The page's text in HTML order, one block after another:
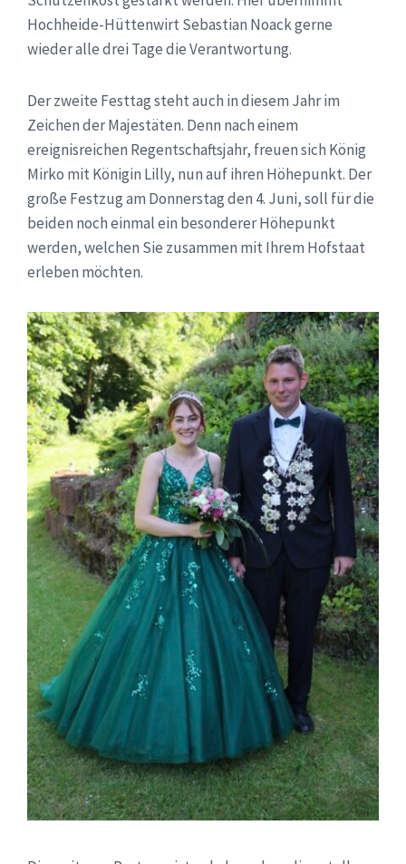
Hochheide-Hüttenwirt Sebastian Noack gerne
wieder alle drei Tage die Verantwortung.
Der zweite Festtag steht auch in diesem Jahr im
Zeichen der Majestäten. Denn nach einem
ereignisreichen Regentschaftsjahr, freuen sich König
Mirko mit Königin Lilly, nun auf ihren Höhepunkt. Der
große Festzug am Donnerstag den 4. Juni, soll für die
beiden noch einmal ein besonderer Höhepunkt
werden, welchen Sie zusammen mit Ihrem Hofstaat
erleben möchten.